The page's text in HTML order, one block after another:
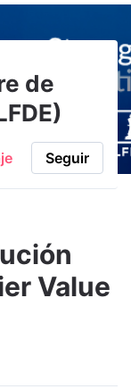
de
Seguir
Value